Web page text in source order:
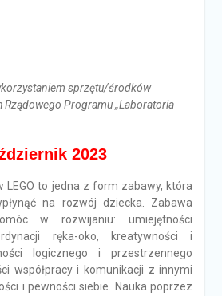
sprzętu/środków
Rządowego Programu „Laboratoria
2023
LEGO to jedna z form zabawy, która
na rozwój dziecka. Zabawa
w rozwijaniu: umiejętności
ręka-oko, kreatywności i
logicznego i przestrzennego
współpracy i komunikacji z innymi
i pewności siebie. Nauka poprzez